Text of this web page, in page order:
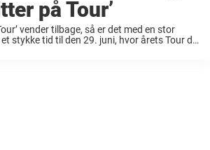
på Tour’
vender tilbage, så er det med en stor
stykke tid til den 29. juni, hvor årets Tour de